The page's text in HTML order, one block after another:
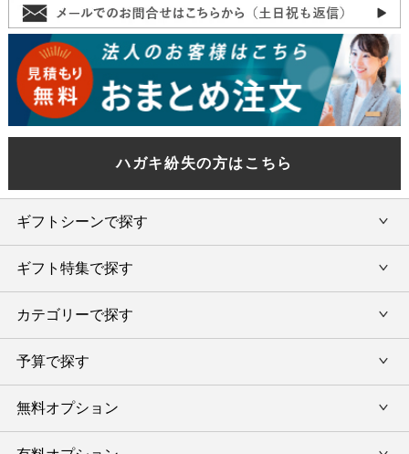
ハガキ紛失の方はこちら
ギフトシーンで探す
出産内祝い・お返し
香典返し・法要引出物
ギフト特集で探す
旅行カタログギフト
カタログギフトランキング
今治タオル特集
カテゴリーで探す
カタログギフト
グルメ限定カタログギフト
予算で探す
カタログギフトを予算で選ぶ
無料オプション